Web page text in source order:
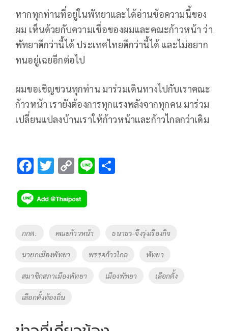
หากทุกท่านที่อยู่ในพัทยาและได้อ่านข้อความนี้ของ
ผม เห็นด้วยกับความเชื่อของผมและคณะก้าวหน้า ว่า
พัทยาดีกว่านี้ได้ ประเทศไทยดีกว่านี้ได้ และไม่อยาก
ทนอยู่เฉยอีกต่อไป
ผมขอเชิญชวนทุกท่าน มาร่วมเดินทางไปกับเราคณะ
ก้าวหน้า เรายังต้องการทุกแรงพลังจากทุกคน มาร่วม
เปลี่ยนแปลงบ้านเราให้ก้าวหน้าและก้าวไกลกว่าเดิม
F
e
b
o
o
k
T
tt
er
C
p
y
Li
Li
Tags
กกต. คณะก้าวหน้า ธนาธร-จึงรุ่งเรืองกิจ
นายกเมืองพัทยา พรรคก้าวไกล พัทยา
สมาชิกสภาเมืองพัทยา เมืองพัทยา เลือกตั้ง
เลือกตั้งท้องถิ่น